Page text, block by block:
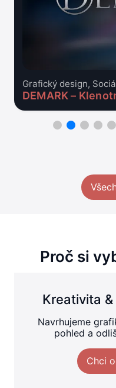
Grafický design,
DEMARK –
Proč si
Kreativita
Navrhujeme
pohled a
Chci